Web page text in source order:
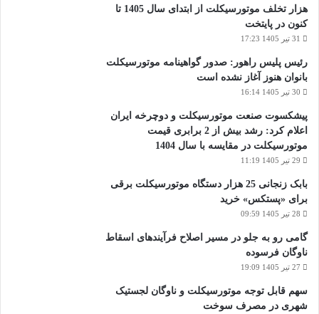
هزار تخلف موتورسیکلت از ابتدای سال 1405 تا
کنون در پایتخت
31 تیر 1405 17:23
رئیس پلیس راهور: صدور گواهینامه موتورسیکلت
بانوان هنوز آغاز نشده است
30 تیر 1405 16:14
پیشکسوت صنعت موتورسیکلت و دوچرخه ایران
اعلام کرد: رشد بیش از 2 برابری قیمت
موتورسیکلت در مقایسه با سال 1404
29 تیر 1405 11:19
بابک زنجانی 25 هزار دستگاه موتورسیکلت برقی
برای «پستکس» خرید
28 تیر 1405 09:59
گامی رو به جلو در مسیر اصلاح فرآیندهای اسقاط
ناوگان فرسوده
27 تیر 1405 19:09
سهم قابل توجه موتورسیکلت و ناوگان لجستیک
شهری در مصرف سوخت